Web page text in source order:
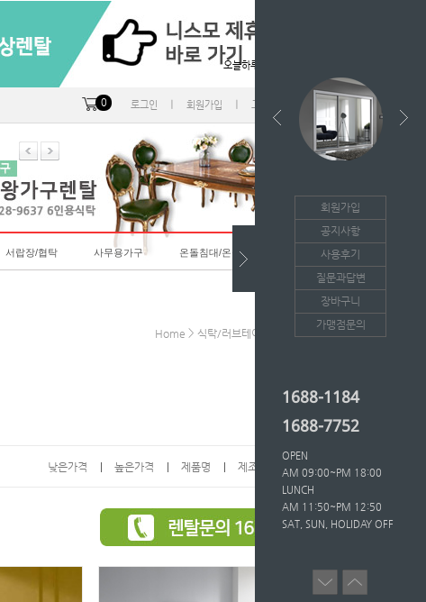
오늘하루 열지않음
0 로그인 회원가입 고객센터 ㅣ 마이페이지
서랍장/협탁 사무용가구 온돌침대/온돌소파
Home > 식탁/러브테이블 6인용식탁-렌탈
낮은가격 높은가격 제품명 제조사 인기도
회원가입
공지사항
사용후기
질문과답변
장바구니
가맹점문의
1688-1184
1688-7752
OPEN
AM 09:00~PM 18:00
LUNCH
AM 11:50~PM 12:50
SAT, SUN, HOLIDAY OFF